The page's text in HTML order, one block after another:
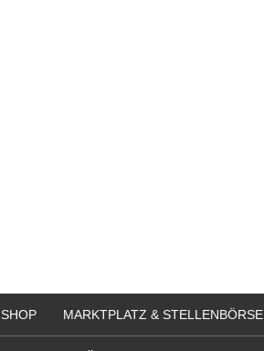
SHOP MARKTPLATZ & STELLENBÖRSE